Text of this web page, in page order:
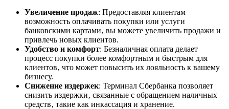
Увеличение продаж: Предоставляя клиентам
возможность оплачивать покупки или услуги
банковскими картами‚ вы можете увеличить продажи и
привлечь новых клиентов.
Удобство и комфорт: Безналичная оплата делает
процесс покупки более комфортным и быстрым для
клиентов‚ что может повысить их лояльность к вашему
бизнесу.
Снижение издержек: Терминал Сбербанка позволяет
снизить издержки‚ связанные с обращением наличных
средств‚ такие как инкассация и хранение.